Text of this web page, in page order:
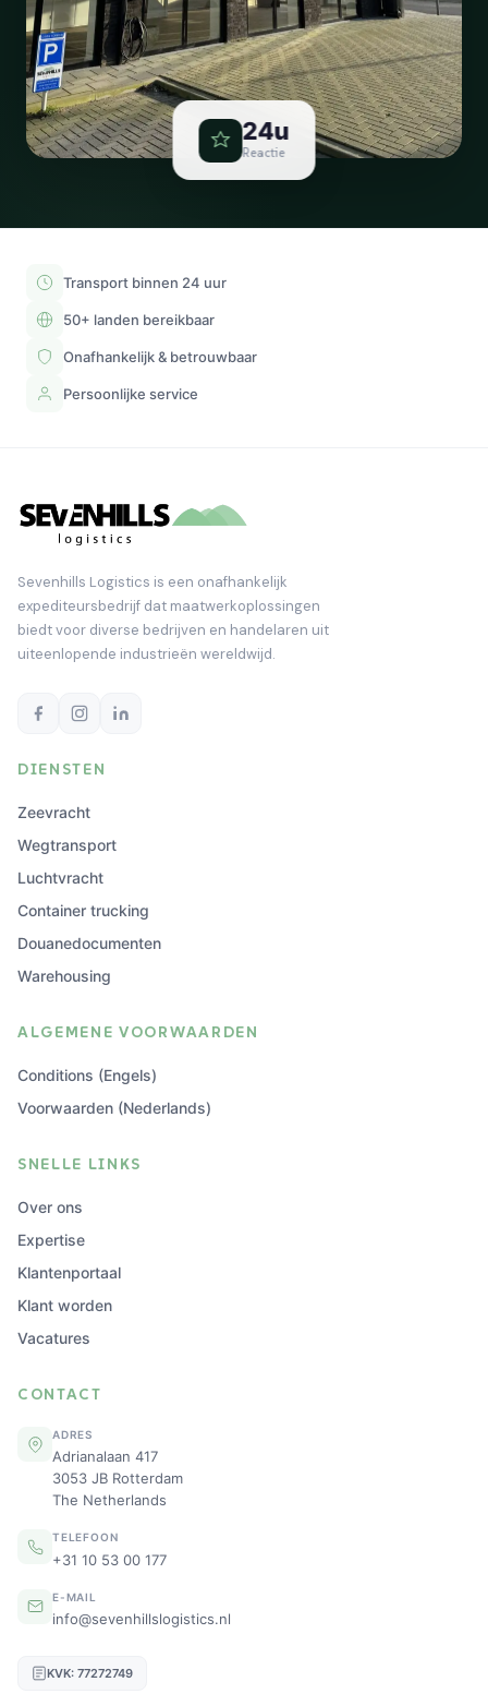
24u
Reactie
Transport binnen 24 uur
50+ landen bereikbaar
Onafhankelijk & betrouwbaar
Persoonlijke service
Sevenhills Logistics is een onafhankelijk
expediteursbedrijf dat maatwerkoplossingen
biedt voor diverse bedrijven en handelaren uit
uiteenlopende industrieën wereldwijd.
DIENSTEN
Zeevracht
Wegtransport
Luchtvracht
Container trucking
Douanedocumenten
Warehousing
ALGEMENE VOORWAARDEN
Conditions (Engels)
Voorwaarden (Nederlands)
SNELLE LINKS
Over ons
Expertise
Klantenportaal
Klant worden
Vacatures
CONTACT
ADRES
Adrianalaan 417
3053 JB Rotterdam
The Netherlands
TELEFOON
+31 10 53 00 177
E-MAIL
info@sevenhillslogistics.nl
KVK: 77272749